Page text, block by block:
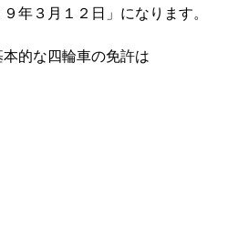
年３月１２日」になります。
的な四輪車の免許は